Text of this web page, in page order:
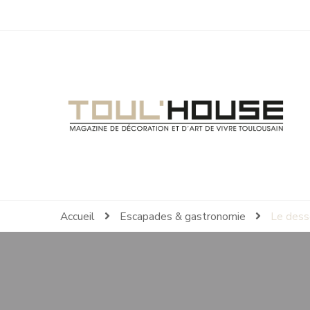
Toul'House
Magazine de Décoration et d'Art de Vivre.
Accueil Escapades & gastronomie Le